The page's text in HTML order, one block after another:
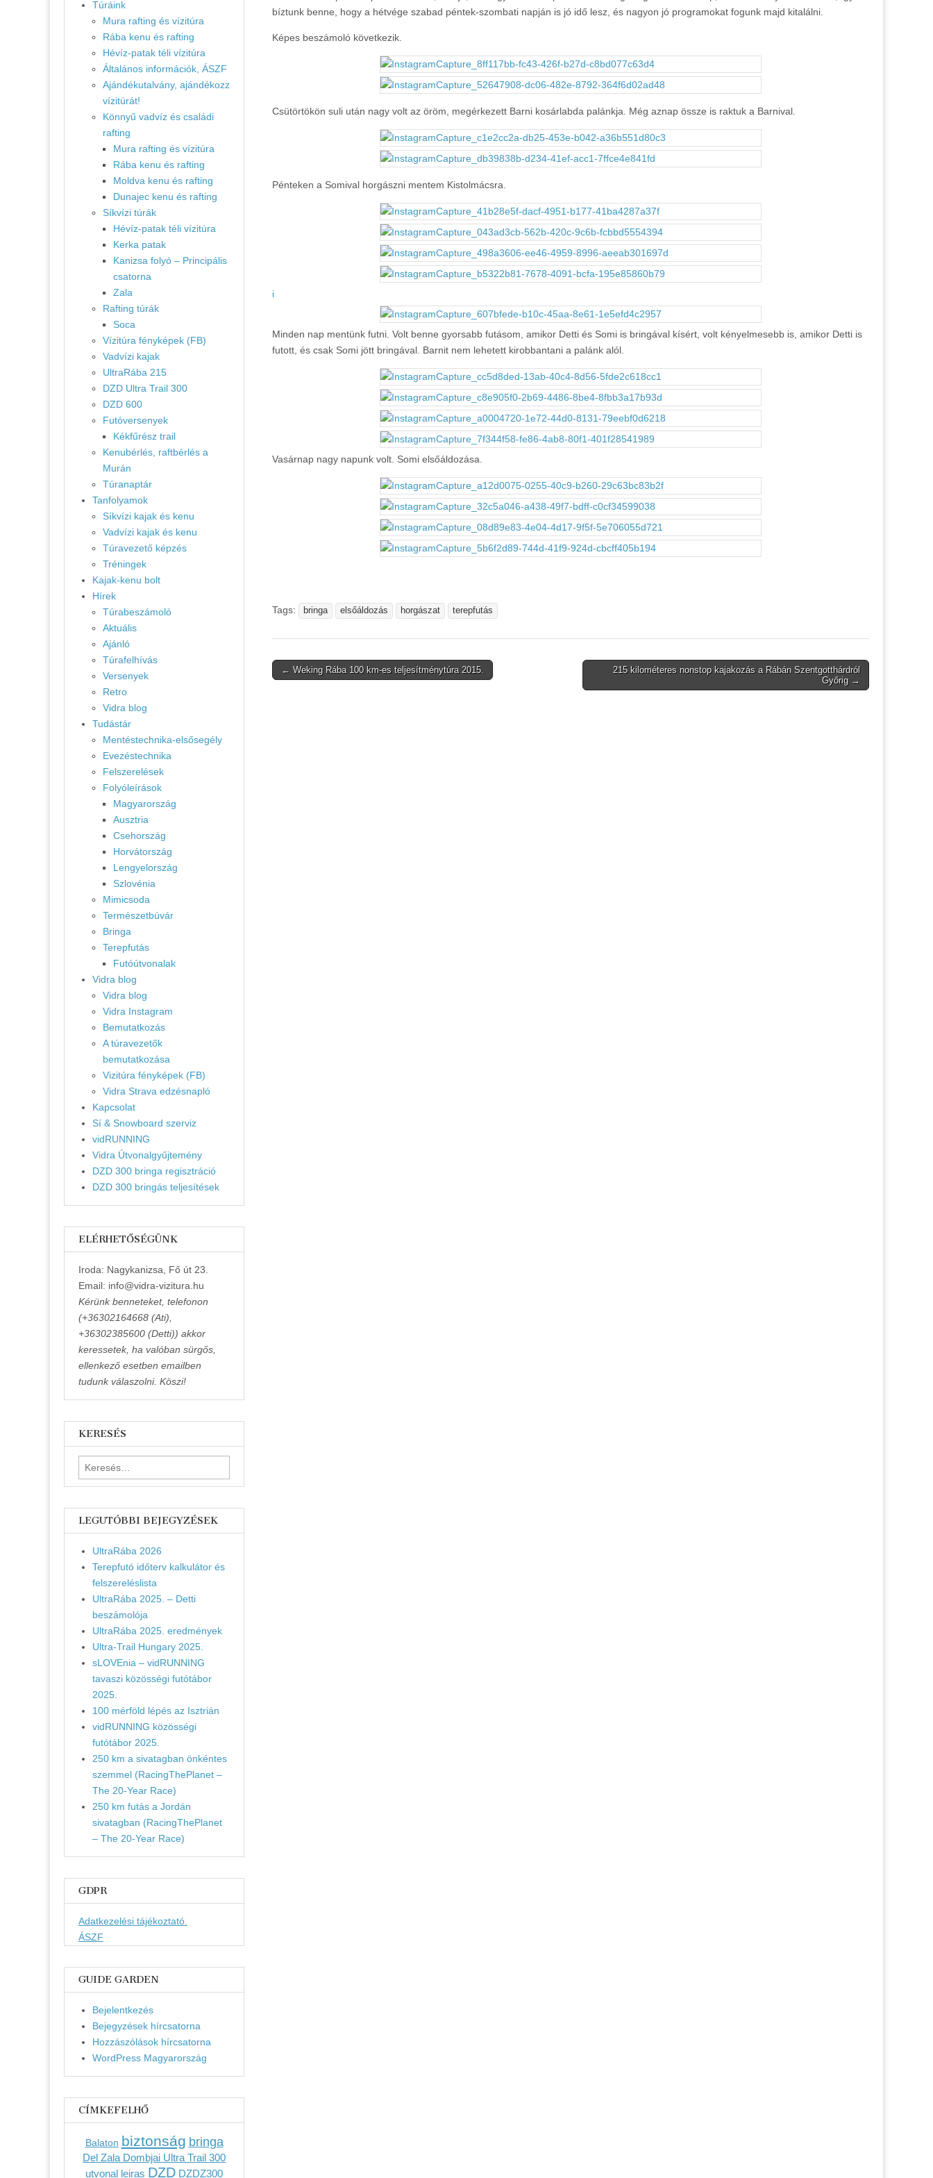
bíztunk benne, hogy a hétvége szabad péntek-szombati napján is jó idő lesz, és nagyon jó programokat fogunk majd kitalálni.
Képes beszámoló következik.
Csütörtökön suli után nagy volt az öröm, megérkezett Barni kosárlabda palánkja. Még aznap össze is raktuk a Barnival.
Pénteken a Somival horgászni mentem Kistolmácsra.
i
Minden nap mentünk futni. Volt benne gyorsabb futásom, amikor Detti és Somi is bringával kísért, volt kényelmesebb is, amikor Detti is
futott, és csak Somi jött bringával. Barnit nem lehetett kirobbantani a palánk alól.
Vasárnap nagy napunk volt. Somi elsőáldozása.
Tags: bringa elsőáldozás horgászat terepfutás
Post
← Weking Rába 100 km-es teljesítménytúra 2015.
215 kilométeres nonstop kajakozás a Rábán Szentgotthárdról
Győrig →
Túráink
Mura rafting és vízitúra
Rába kenu és rafting
Hévíz-patak téli vízitúra
Általános információk, ÁSZF
Ajándékutalvány, ajándékozz
vízitúrát!
Könnyű vadvíz és családi
rafting
Mura rafting és vízitúra
Rába kenu és rafting
Moldva kenu és rafting
Dunajec kenu és rafting
Síkvízi túrák
Hévíz-patak téli vízitúra
Kerka patak
Kanizsa folyó – Principális
csatorna
Zala
Rafting túrák
Soca
Vízitúra fényképek (FB)
Vadvízi kajak
UltraRába 215
DZD Ultra Trail 300
DZD 600
Futóversenyek
Kékfűrész trail
Kenubérlés, raftbérlés a
Murán
Túranaptár
Tanfolyamok
Síkvízi kajak és kenu
Vadvízi kajak és kenu
Túravezető képzés
Tréningek
Kajak-kenu bolt
Hírek
Túrabeszámoló
Aktuális
Ajánló
Túrafelhívás
Versenyek
Retro
Vidra blog
Tudástár
Mentéstechnika-elsősegély
Evezéstechnika
Felszerelések
Folyóleírások
Magyarország
Ausztria
Csehország
Horvátország
Lengyelország
Szlovénia
Mimicsoda
Természetbúvár
Bringa
Terepfutás
Futóútvonalak
Vidra blog
Vidra blog
Vidra Instagram
Bemutatkozás
A túravezetők
bemutatkozása
Vizitúra fényképek (FB)
Vidra Strava edzésnapló
Kapcsolat
Sí & Snowboard szerviz
vidRUNNING
Vidra Útvonalgyűjtemény
DZD 300 bringa regisztráció
DZD 300 bringás teljesítések
ELÉRHETŐSÉGÜNK
Iroda: Nagykanizsa, Fő út 23.
Email: info@vidra-vizitura.hu
Kérünk benneteket, telefonon
(+36302164668 (Ati),
+36302385600 (Detti)) akkor
keressetek, ha valóban sürgős,
ellenkező esetben emailben
tudunk válaszolni. Köszi!
KERESÉS
Keresés:
LEGUTÓBBI BEJEGYZÉSEK
UltraRába 2026
Terepfutó időterv kalkulátor és
felszereléslista
UltraRába 2025. – Detti
beszámolója
UltraRába 2025. eredmények
Ultra-Trail Hungary 2025.
sLOVEnia – vidRUNNING
tavaszi közösségi futótábor
2025.
100 mérföld lépés az Isztrián
vidRUNNING közösségi
futótábor 2025.
250 km a sivatagban önkéntes
szemmel (RacingThePlanet –
The 20-Year Race)
250 km futás a Jordán
sivatagban (RacingThePlanet
– The 20-Year Race)
GDPR
Adatkezelési tájékoztató.
ÁSZF
GUIDE GARDEN
Bejelentkezés
Bejegyzések hírcsatorna
Hozzászólások hírcsatorna
WordPress Magyarország
CÍMKEFELHŐ
Balaton biztonság bringa
Del Zala Dombjai Ultra Trail 300
utvonal leiras DZD DZDZ300